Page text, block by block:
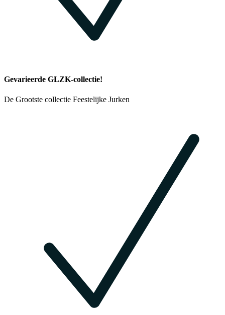
Gevarieerde GLZK-collectie!
De Grootste collectie Feestelijke Jurken